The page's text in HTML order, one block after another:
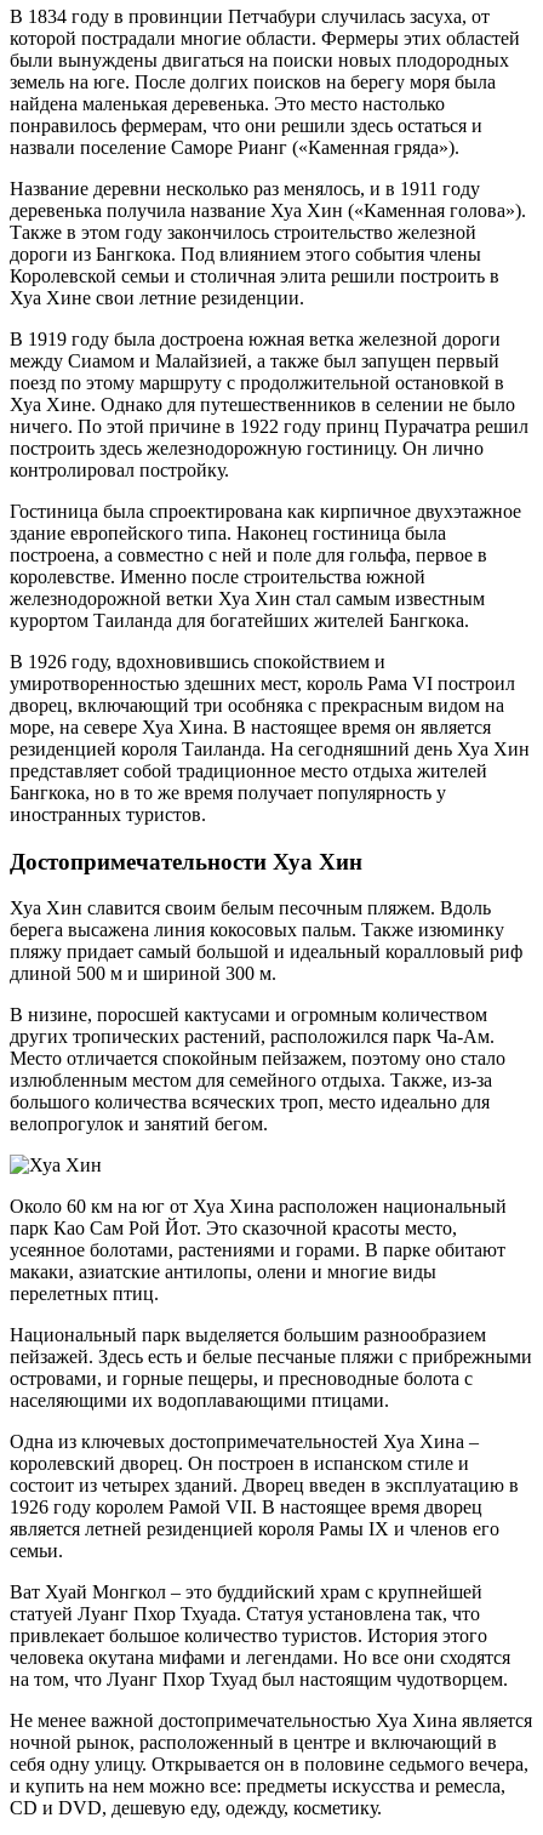
В 1834 году в провинции Петчабури случилась засуха, от
которой пострадали многие области. Фермеры этих областей
были вынуждены двигаться на поиски новых плодородных
земель на юге. После долгих поисков на берегу моря была
найдена маленькая деревенька. Это место настолько
понравилось фермерам, что они решили здесь остаться и
назвали поселение Саморе Рианг («Каменная гряда»).
Название деревни несколько раз менялось, и в 1911 году
деревенька получила название Хуа Хин («Каменная голова»).
Также в этом году закончилось строительство железной
дороги из Бангкока. Под влиянием этого события члены
Королевской семьи и столичная элита решили построить в
Хуа Хине свои летние резиденции.
В 1919 году была достроена южная ветка железной дороги
между Сиамом и Малайзией, а также был запущен первый
поезд по этому маршруту с продолжительной остановкой в
Хуа Хине. Однако для путешественников в селении не было
ничего. По этой причине в 1922 году принц Пурачатра решил
построить здесь железнодорожную гостиницу. Он лично
контролировал постройку.
Гостиница была спроектирована как кирпичное двухэтажное
здание европейского типа. Наконец гостиница была
построена, а совместно с ней и поле для гольфа, первое в
королевстве. Именно после строительства южной
железнодорожной ветки Хуа Хин стал самым известным
курортом Таиланда для богатейших жителей Бангкока.
В 1926 году, вдохновившись спокойствием и
умиротворенностью здешних мест, король Рама VI построил
дворец, включающий три особняка с прекрасным видом на
море, на севере Хуа Хина. В настоящее время он является
резиденцией короля Таиланда. На сегодняшний день Хуа Хин
представляет собой традиционное место отдыха жителей
Бангкока, но в то же время получает популярность у
иностранных туристов.
Достопримечательности Хуа Хин
Хуа Хин славится своим белым песочным пляжем. Вдоль
берега высажена линия кокосовых пальм. Также изюминку
пляжу придает самый большой и идеальный коралловый риф
длиной 500 м и шириной 300 м.
В низине, поросшей кактусами и огромным количеством
других тропических растений, расположился парк Ча-Ам.
Место отличается спокойным пейзажем, поэтому оно стало
излюбленным местом для семейного отдыха. Также, из-за
большого количества всяческих троп, место идеально для
велопрогулок и занятий бегом.
Около 60 км на юг от Хуа Хина расположен национальный
парк Као Сам Рой Йот. Это сказочной красоты место,
усеянное болотами, растениями и горами. В парке обитают
макаки, азиатские антилопы, олени и многие виды
перелетных птиц.
Национальный парк выделяется большим разнообразием
пейзажей. Здесь есть и белые песчаные пляжи с прибрежными
островами, и горные пещеры, и пресноводные болота с
населяющими их водоплавающими птицами.
Одна из ключевых достопримечательностей Хуа Хина –
королевский дворец. Он построен в испанском стиле и
состоит из четырех зданий. Дворец введен в эксплуатацию в
1926 году королем Рамой VII. В настоящее время дворец
является летней резиденцией короля Рамы IX и членов его
семьи.
Ват Хуай Монгкол – это буддийский храм с крупнейшей
статуей Луанг Пхор Тхуада. Статуя установлена так, что
привлекает большое количество туристов. История этого
человека окутана мифами и легендами. Но все они сходятся
на том, что Луанг Пхор Тхуад был настоящим чудотворцем.
Не менее важной достопримечательностью Хуа Хина является
ночной рынок, расположенный в центре и включающий в
себя одну улицу. Открывается он в половине седьмого вечера,
и купить на нем можно все: предметы искусства и ремесла,
CD и DVD, дешевую еду, одежду, косметику.